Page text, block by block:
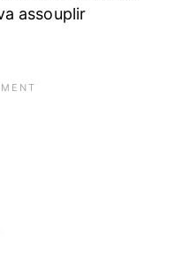
assouplir